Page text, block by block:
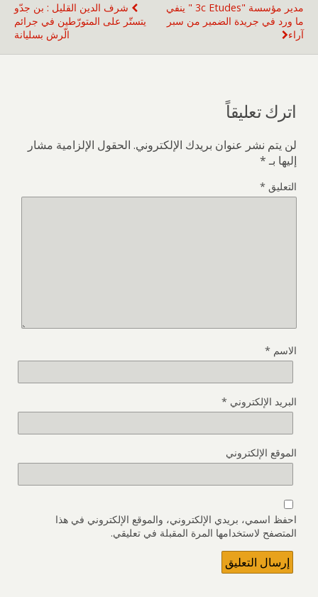
شرف الدين القليل : بن جدّو
يتستّر على المتورّطين في جرائم
الّرش بسليانة
مدير مؤسسة "3c Etudes " ينفي
ما ورد في جريدة الضمير من سبر
آراء
اترك تعليقاً
لن يتم نشر عنوان بريدك الإلكتروني. الحقول الإلزامية مشار
إليها بـ*
التعليق *
الاسم *
البريد الإلكتروني *
الموقع الإلكتروني
احفظ اسمي، بريدي الإلكتروني، والموقع الإلكتروني في هذا
المتصفح لاستخدامها المرة المقبلة في تعليقي.